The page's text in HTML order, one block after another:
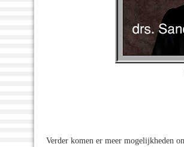
Verder komen er meer mogelijkheden